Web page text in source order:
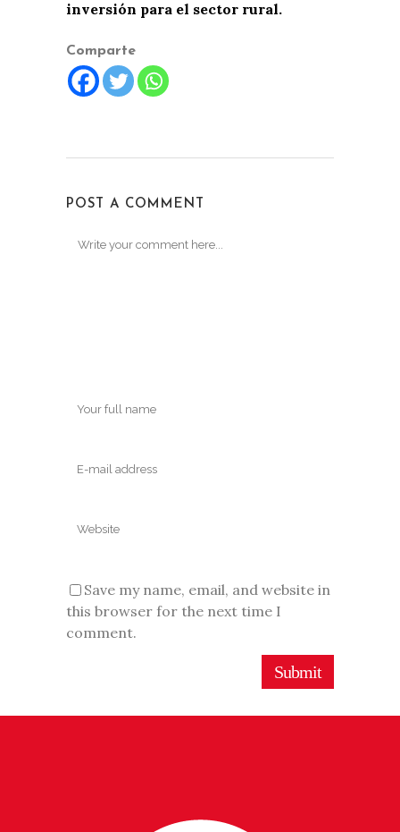
inversión para el sector rural.
Comparte
POST A COMMENT
Save my name, email, and website in
this browser for the next time I
comment.